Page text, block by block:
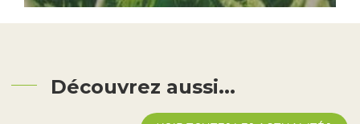
Découvrez aussi...